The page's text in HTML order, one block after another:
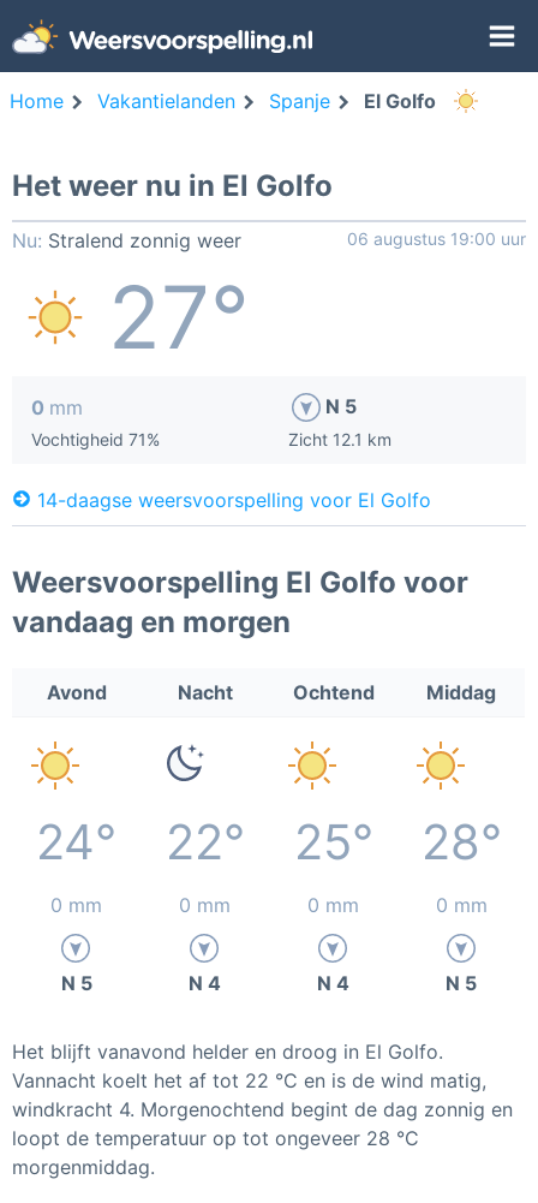
Home Vakantielanden Spanje El Golfo
Het weer nu in El Golfo
Nu: Stralend zonnig weer 06 augustus 19:00 uur
27°
0 mm
Vochtigheid 71%
N 5
Zicht 12.1 km
14-daagse weersvoorspelling voor El Golfo
Weersvoorspelling El Golfo voor
vandaag en morgen
Avond Nacht Ochtend Middag
24° 22° 25° 28°
0 mm 0 mm 0 mm 0 mm
N 5 N 4 N 4 N 5
Het blijft vanavond helder en droog in El Golfo.
Vannacht koelt het af tot 22 °C en is de wind matig,
windkracht 4. Morgenochtend begint de dag zonnig en
loopt de temperatuur op tot ongeveer 28 °C
morgenmiddag.